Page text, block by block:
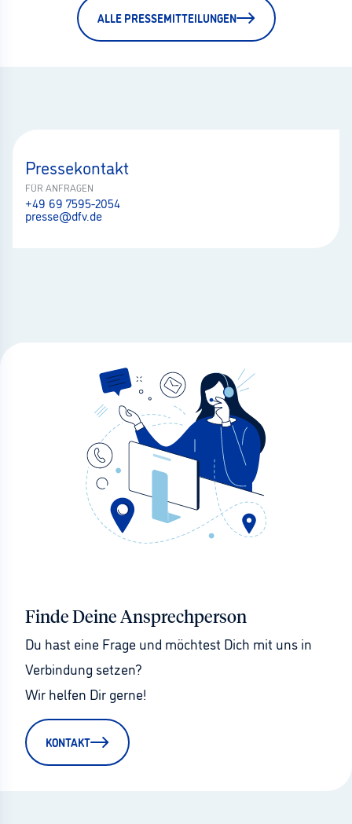
ALLE PRESSEMITTEILUNGEN
Pressekontakt
FÜR ANFRAGEN
+49 69 7595-2054
presse@dfv.de
Finde Deine Ansprechperson
Du hast eine Frage und möchtest Dich mit uns in
Verbindung setzen?
Wir helfen Dir gerne!
KONTAKT